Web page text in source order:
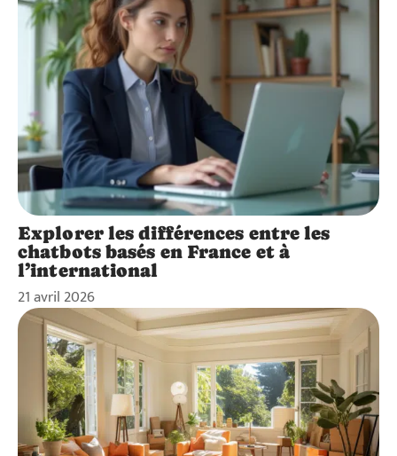
Explorer les différences entre les
chatbots basés en France et à
l’international
21 avril 2026